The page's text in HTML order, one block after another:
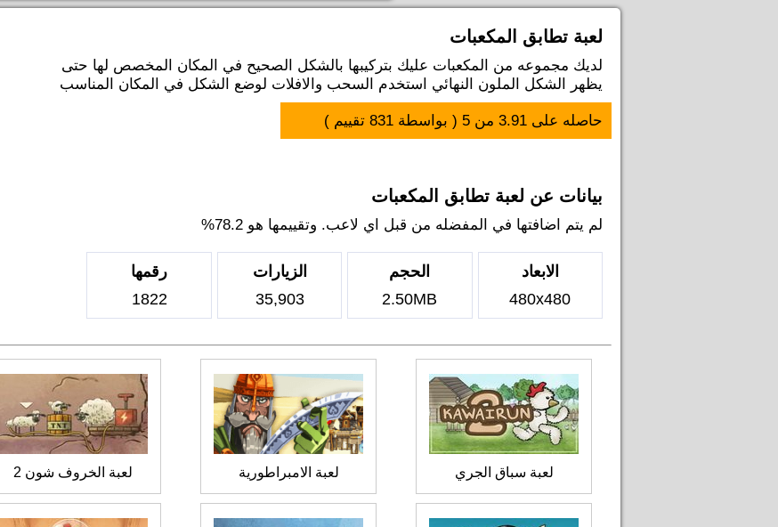
لعبة تطابق المكعبات
لديك مجموعه من المكعبات عليك بتركيبها بالشكل الصحيح في المكان المخصص لها حتى
يظهر الشكل الملون النهائي استخدم السحب والافلات لوضع الشكل في المكان المناسب
حاصله على 3.91 من 5 ( بواسطة 831 تقييم )
بيانات عن لعبة تطابق المكعبات
لم يتم اضافتها في المفضله من قبل اي لاعب. وتقييمها هو 78.2%
الابعاد
480x480
الحجم
2.50MB
الزيارات
35,903
رقمها
1822
لعبة سباق الجري لعبة الامبراطورية لعبة الخروف شون 2